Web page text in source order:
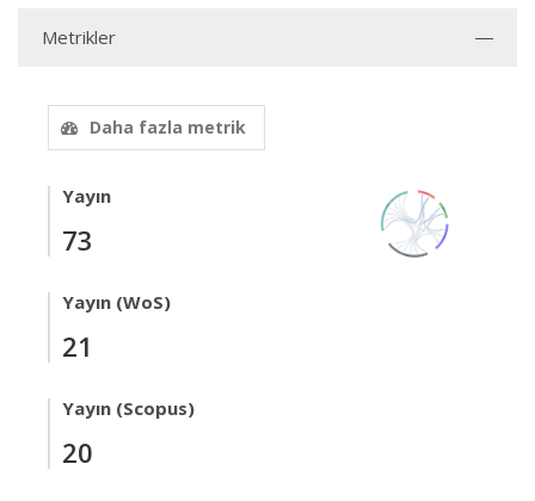
Metrikler
Daha fazla metrik
Yayın
73
Yayın (WoS)
21
Yayın (Scopus)
20